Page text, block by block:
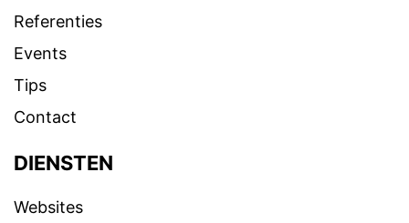
Referenties
Events
Tips
Contact
DIENSTEN
Websites